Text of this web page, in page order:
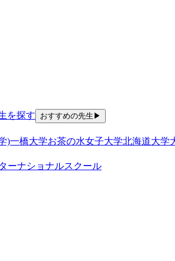
を探す おすすめの先生 ▶
)一橋大学お茶の水女子大学北海道大学
ーナショナルスクール